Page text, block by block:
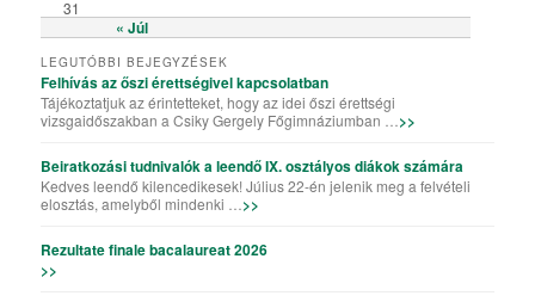
« Júl
31
LEGUTÓBBI BEJEGYZÉSEK
Felhívás az őszi érettségivel kapcsolatban
Tájékoztatjuk az érintetteket, hogy az idei őszi érettségi
vizsgaidőszakban a Csiky Gergely Főgimnáziumban … >>
Beiratkozási tudnivalók a leendő IX. osztályos diákok számára
Kedves leendő kilencedikesek! Július 22-én jelenik meg a felvételi
elosztás, amelyből mindenki … >>
Rezultate finale bacalaureat 2026
>>